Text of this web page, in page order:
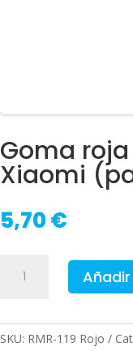
Goma
Xiaomi
5,70€
Xiaomi
SKU: RMR-119 Rojo